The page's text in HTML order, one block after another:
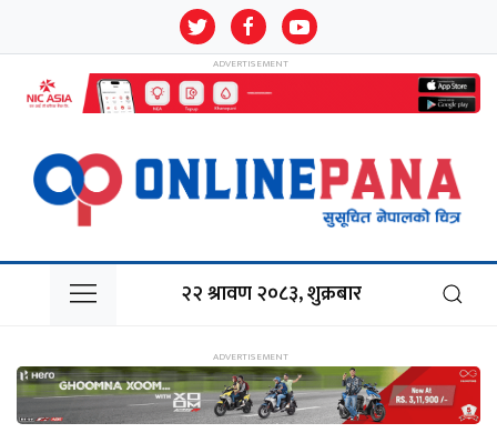
२२ श्रावण २०८३, शुक्रबार